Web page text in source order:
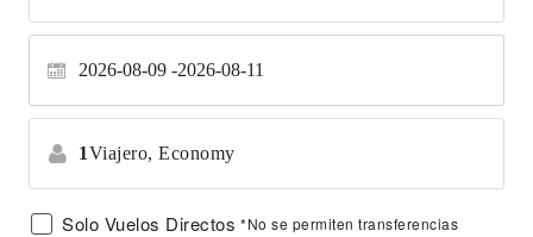
2026-08-09 2026-08-11
1Viajero, Economy
Solo Vuelos Directos *No se permiten transferencias